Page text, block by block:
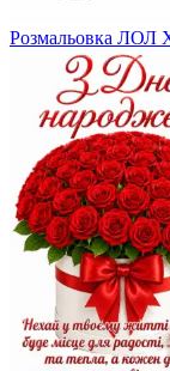
Розмальовка ЛОЛ